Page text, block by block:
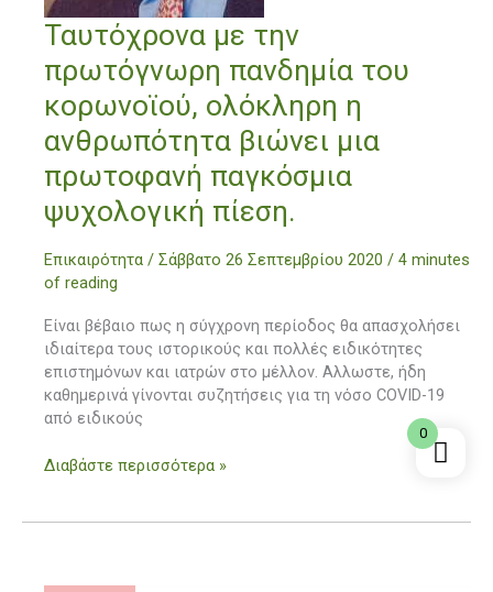
Ταυτόχρονα με την
πρωτόγνωρη πανδημία του
κορωνοϊού, ολόκληρη η
ανθρωπότητα βιώνει μια
πρωτοφανή παγκόσμια
ψυχολογική πίεση.
Επικαιρότητα / Σάββατο 26 Σεπτεμβρίου 2020 / 4 minutes
of reading
Είναι βέβαιο πως η σύγχρονη περίοδος θα απασχολήσει
ιδιαίτερα τους ιστορικούς και πολλές ειδικότητες
επιστημόνων και ιατρών στο μέλλον. Αλλωστε, ήδη
καθημερινά γίνονται συζητήσεις για τη νόσο COVID-19
από ειδικούς
Ταυτόχρονα
με
την
πρωτόγνωρη
πανδημία
του
κορωνοϊού,
ολόκληρη
η
βιώνει
μια
παγκόσμια
ψυχολογική
πίεση.
Διαβάστε περισσότερα »
0